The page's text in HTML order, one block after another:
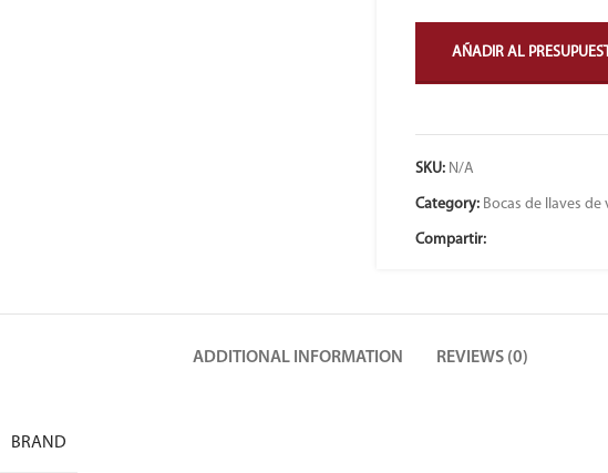
AÑADIR AL
SKU: N/A
Category: Bocas de llaves de
Compartir:
ADDITIONAL INFORMATION REVIEWS (0)
BRAND